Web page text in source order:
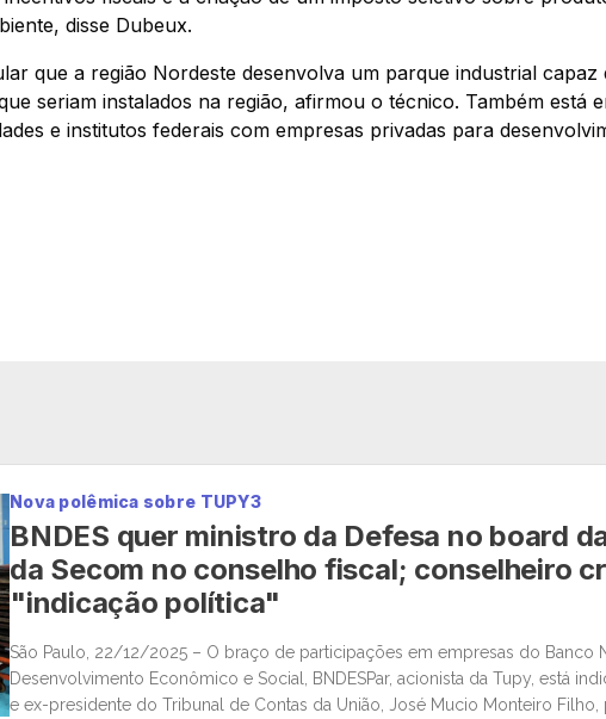
disse Dubeux.
que a região Nordeste desenvolva um parque industrial capaz
seriam instalados na região, afirmou o técnico. Também está
e institutos federais com empresas privadas para
Nova polêmica sobre TUPY3
BNDES quer ministro da Defesa no board
da Secom no conselho fiscal; conselheiro
"indicação política"
São Paulo, 22/12/2025 – O braço de participações em empresas do Banco
Desenvolvimento Econômico e Social, BNDESPar, acionista da Tupy, está
e ex-presidente do Tribunal de Contas da União, José Mucio Monteiro Filho,